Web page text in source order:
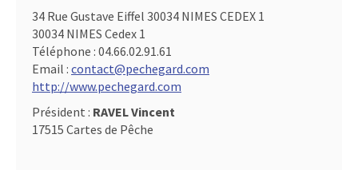
34 Rue Gustave Eiffel 30034 NIMES CEDEX 1
30034 NIMES Cedex 1
Téléphone : 04.66.02.91.61
Email : contact@pechegard.com
http://www.pechegard.com
Président : RAVEL Vincent
17515 Cartes de Pêche